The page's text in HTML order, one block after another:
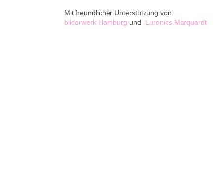
Mit freundlicher Unterstützung von:
bilderwerk Hamburg und Euronics Marquardt